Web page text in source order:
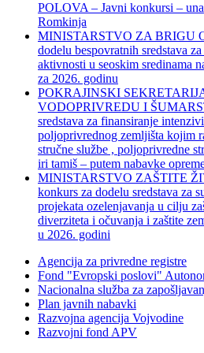
POLOVA – Javni konkursi –
Romkinja
MINISTARSTVO ZA BRIGU
dodelu bespovratnih sredstava
aktivnosti u seoskim sredinama
za 2026. godinu
POKRAJINSKI
VODOPRIVREDU I
sredstava za finansiranje
poljoprivrednog zemljišta kojim
stručne službe , poljoprivredne
iri tamiš ‒ putem nabavke
MINISTARSTVO ZAŠTITE
konkurs za dodelu sredstava za
projekata ozelenjavanja u cilju
diverziteta i očuvanja i zaštite
u 2026. godini
Agencija za privredne registre
Fond "Evropski poslovi"
Nacionalna služba za
Plan javnih nabavki
Razvojna agencija Vojvodine
Razvojni fond APV